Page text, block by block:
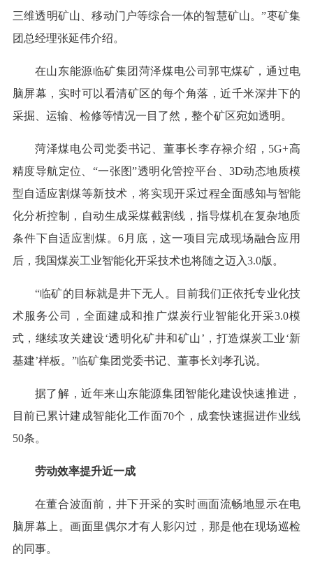
三维透明矿山、移动门户等综合一体的智慧矿山。”枣矿集
团总经理张延伟介绍。
在山东能源临矿集团菏泽煤电公司郭屯煤矿，通过电
脑屏幕，实时可以看清矿区的每个角落，近千米深井下的
采掘、运输、检修等情况一目了然，整个矿区宛如透明。
菏泽煤电公司党委书记、董事长李存禄介绍，5G+高
精度导航定位、“一张图”透明化管控平台、3D动态地质模
型自适应割煤等新技术，将实现开采过程全面感知与智能
化分析控制，自动生成采煤截割线，指导煤机在复杂地质
条件下自适应割煤。6月底，这一项目完成现场融合应用
后，我国煤炭工业智能化开采技术也将随之迈入3.0版。
“临矿的目标就是井下无人。目前我们正依托专业化技
术服务公司，全面建成和推广煤炭行业智能化开采3.0模
式，继续攻关建设‘透明化矿井和矿山’，打造煤炭工业‘新
基建’样板。”临矿集团党委书记、董事长刘孝孔说。
据了解，近年来山东能源集团智能化建设快速推进，
目前已累计建成智能化工作面70个，成套快速掘进作业线
50条。
劳动效率提升近一成
在董合波面前，井下开采的实时画面流畅地显示在电
脑屏幕上。画面里偶尔才有人影闪过，那是他在现场巡检
的同事。